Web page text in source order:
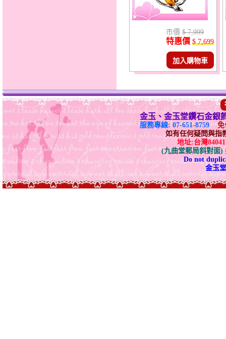
市價 $ 7,999
特惠價 $ 7,699
加入購物車
金玉、金玉堂鑽石金銀
服務專線: 07-651-8759
免
如有任何疑問與指
地址:台灣
(九曲堂郵局斜對面)
Do not
金玉